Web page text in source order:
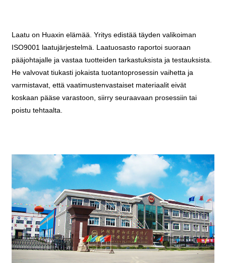
Laatu on Huaxin elämää. Yritys edistää täyden valikoiman
ISO9001 laatujärjestelmä. Laatuosasto raportoi suoraan
pääjohtajalle ja vastaa tuotteiden tarkastuksista ja testauksista.
He valvovat tiukasti jokaista tuotantoprosessin vaihetta ja
varmistavat, että vaatimustenvastaiset materiaalit eivät
koskaan pääse varastoon, siirry seuraavaan prosessiin tai
poistu tehtaalta.